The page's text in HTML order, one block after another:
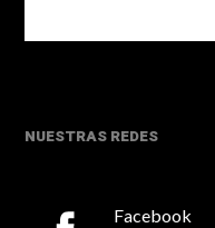
NUESTRAS REDES
Facebook